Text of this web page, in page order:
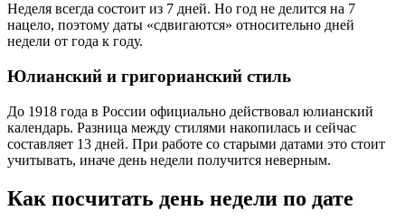
Неделя всегда состоит из 7 дней. Но год не делится на 7
нацело, поэтому даты «сдвигаются» относительно дней
недели от года к году.
Юлианский и григорианский стиль
До 1918 года в России официально действовал юлианский
календарь. Разница между стилями накопилась и сейчас
составляет 13 дней. При работе со старыми датами это стоит
учитывать, иначе день недели получится неверным.
Как посчитать день недели по дате